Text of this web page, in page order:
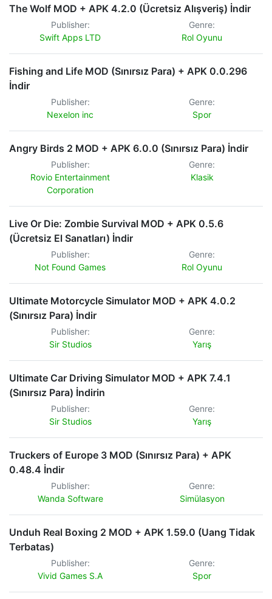
The Wolf MOD + APK 4.2.0 (Ücretsiz Alışveriş) İndir
Publisher:
Swift Apps LTD
Genre:
Rol Oyunu
Fishing and Life MOD (Sınırsız Para) + APK 0.0.296
İndir
Publisher:
Nexelon inc
Genre:
Spor
Angry Birds 2 MOD + APK 6.0.0 (Sınırsız Para) İndir
Publisher:
Rovio Entertainment
Corporation
Genre:
Klasik
Live Or Die: Zombie Survival MOD + APK 0.5.6
(Ücretsiz El Sanatları) İndir
Publisher:
Not Found Games
Genre:
Rol Oyunu
Ultimate Motorcycle Simulator MOD + APK 4.0.2
(Sınırsız Para) İndir
Publisher:
Sir Studios
Genre:
Yarış
Ultimate Car Driving Simulator MOD + APK 7.4.1
(Sınırsız Para) İndirin
Publisher:
Sir Studios
Genre:
Yarış
Truckers of Europe 3 MOD (Sınırsız Para) + APK
0.48.4 İndir
Publisher:
Wanda Software
Genre:
Simülasyon
Unduh Real Boxing 2 MOD + APK 1.59.0 (Uang Tidak
Terbatas)
Publisher:
Vivid Games S.A
Genre:
Spor